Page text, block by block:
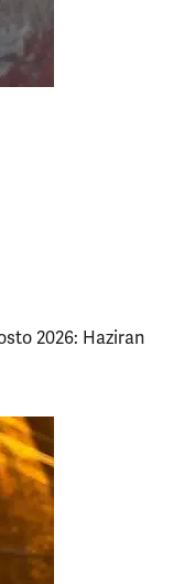
2026: Haziran